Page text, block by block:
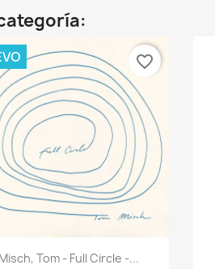
Vista rápida
Misch, Tom - Full Circle -...
favorite_border